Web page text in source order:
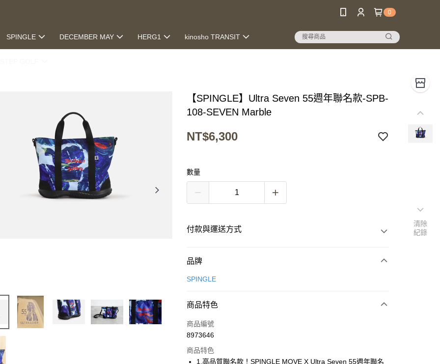
0
SPINGLE DECEMBER MAY HERG1 kinosho TRANSIT
【SPINGLE】Ultra Seven 55週年聯名款-SPB-
108-SEVEN Marble
NT$6,300
數量
付款與運送方式
付款方式
信用卡一次付款
Apple Pay
街口支付
品牌
SPINGLE
商品特色
商品編號
8973646
商品特色
1.高品質聯名款！SPINGLE MOVE X Ultra Seven 55週年聯名
清除
紀錄